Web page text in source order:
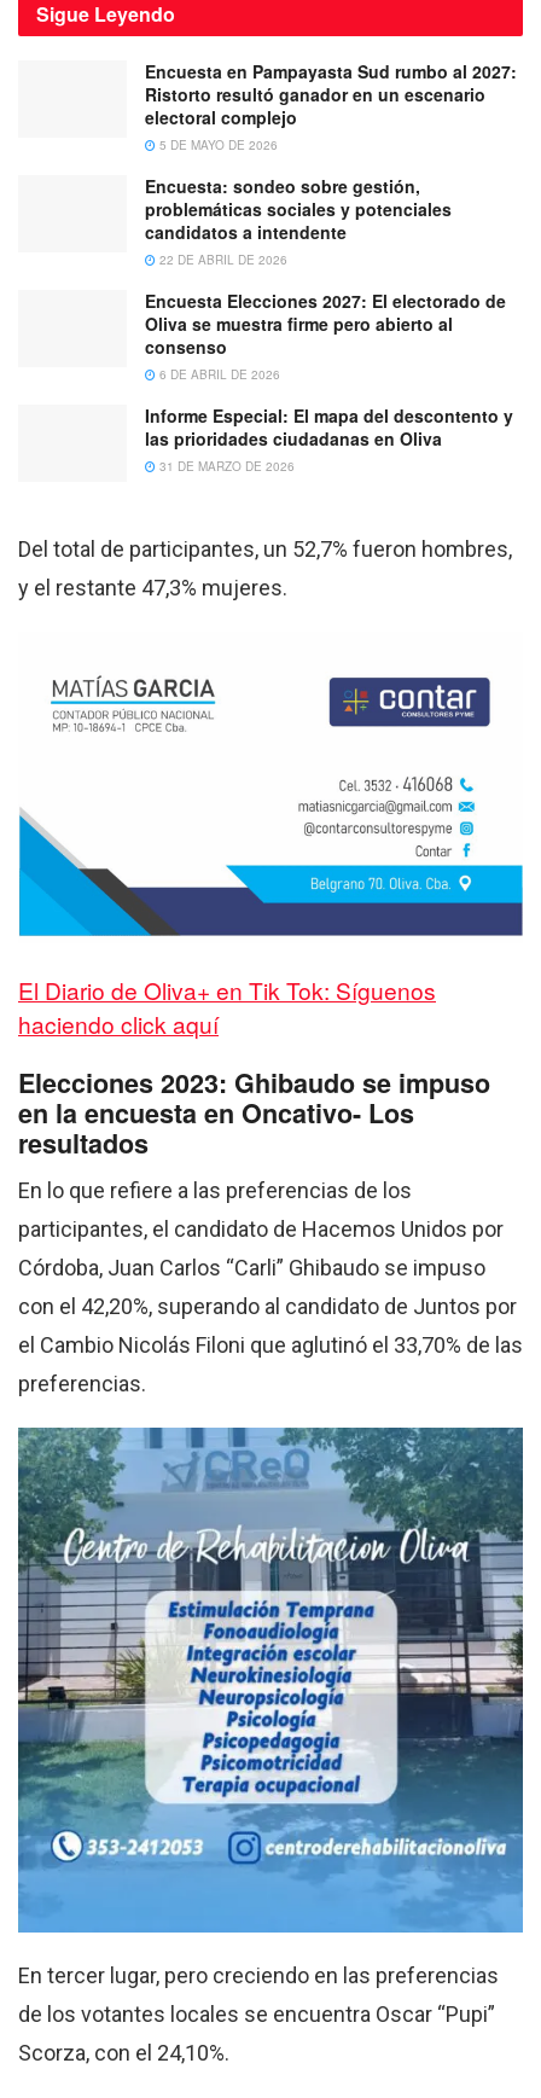
Sigue Leyendo
Encuesta en Pampayasta Sud rumbo al 2027:
Ristorto resultó ganador en un escenario
electoral complejo
5 DE MAYO DE 2026
Encuesta: sondeo sobre gestión,
problemáticas sociales y potenciales
candidatos a intendente
22 DE ABRIL DE 2026
Encuesta Elecciones 2027: El electorado de
Oliva se muestra firme pero abierto al
consenso
6 DE ABRIL DE 2026
Informe Especial: El mapa del descontento y
las prioridades ciudadanas en Oliva
31 DE MARZO DE 2026
Del total de participantes, un 52,7% fueron hombres,
y el restante 47,3% mujeres.
El Diario de Oliva+ en Tik Tok: Síguenos
haciendo click aquí
Elecciones 2023: Ghibaudo se impuso
en la encuesta en Oncativo- Los
resultados
En lo que refiere a las preferencias de los
participantes, el candidato de Hacemos Unidos por
Córdoba, Juan Carlos “Carli” Ghibaudo se impuso
con el 42,20%, superando al candidato de Juntos por
el Cambio Nicolás Filoni que aglutinó el 33,70% de las
preferencias.
En tercer lugar, pero creciendo en las preferencias
de los votantes locales se encuentra Oscar “Pupi”
Scorza, con el 24,10%.